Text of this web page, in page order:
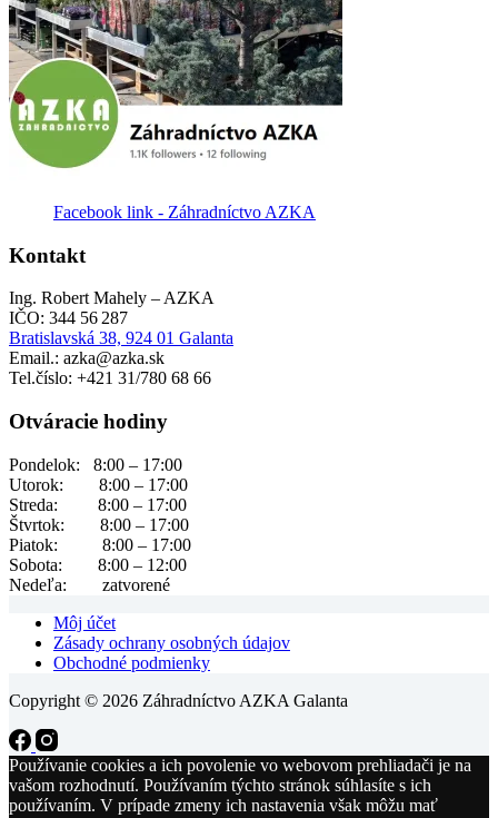
Facebook link - Záhradníctvo AZKA
Kontakt
Ing. Robert Mahely – AZKA
IČO: 344 56 287
Bratislavská 38, 924 01 Galanta
Email.: azka@azka.sk
Tel.číslo: +421 31/780 68 66
Otváracie hodiny
Pondelok: 8:00 – 17:00
Utorok: 8:00 – 17:00
Streda: 8:00 – 17:00
Štvrtok: 8:00 – 17:00
Piatok: 8:00 – 17:00
Sobota: 8:00 – 12:00
Nedeľa: zatvorené
Môj účet
Zásady ochrany osobných údajov
Obchodné podmienky
Copyright © 2026 Záhradníctvo AZKA Galanta
Používanie cookies a ich povolenie vo webovom prehliadači je na
vašom rozhodnutí. Používaním týchto stránok súhlasíte s ich
používaním. V prípade zmeny ich nastavenia však môžu mať